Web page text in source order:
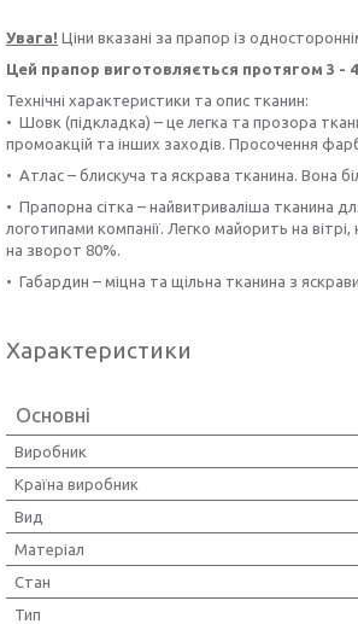
Увага! Ціни вказані за прапор із
Цей прапор виготовляється протягом 3 - 4
Технічні характеристики та опис тканин:
• Шовк (підкладка) – це легка та прозора
промоакцій та інших заходів. Просочення
• Атлас – блискуча та яскрава тканина. Вона
• Прапорна сітка – найвитриваліша тканина
логотипами компанії. Легко майорить на
на зворот 80%.
• Габардин – міцна та щільна тканина з
Характеристики
Основні
Виробник
Країна виробник
Вид
Матеріал
Стан
Тип